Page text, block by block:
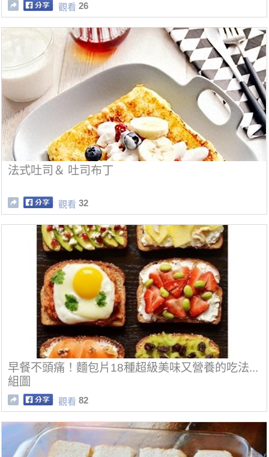
觀看 26
法式吐司＆ 吐司布丁
觀看 32
早餐不頭痛！麵包片18種超級美味又營養的吃法...
組圖
觀看 82